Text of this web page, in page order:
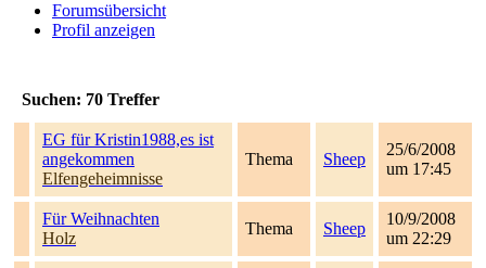
Forumsübersicht
Profil anzeigen
Suchen: 70 Treffer
EG für Kristin1988,es ist
angekommen
Elfengeheimnisse
Thema Sheep
25/6/2008
um 17:45
Für Weihnachten
Holz
Thema Sheep
10/9/2008
um 22:29